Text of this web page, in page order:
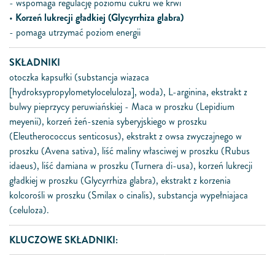
• Korzeń lukrecji gładkiej (Glycyrrhiza glabra)
- pomaga utrzymać poziom energii
SKŁADNIKI
otoczka kapsułki (substancja wiazaca
[hydroksypropylometyloceluloza], woda), L-arginina, ekstrakt z
bulwy pieprzycy peruwiańskiej - Maca w proszku (Lepidium
meyenii), korzeń żeń-szenia syberyjskiego w proszku
(Eleutherococcus senticosus), ekstrakt z owsa zwyczajnego w
proszku (Avena sativa), liść maliny własciwej w proszku (Rubus
idaeus), liść damiana w proszku (Turnera di-usa), korzeń lukrecji
gładkiej w proszku (Glycyrrhiza glabra), ekstrakt z korzenia
kolcorośli w proszku (Smilax o cinalis), substancja wypełniajaca
(celuloza).
KLUCZOWE SKŁADNIKI: